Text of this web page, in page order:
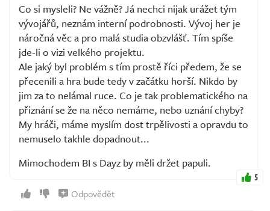
Co si mysleli? Ne vážně? Já nechci nijak urážet tým
vývojářů, neznám interní podrobnosti. Vývoj her je
náročná věc a pro malá studia obzvlášť. Tím spíše
jde-li o vizi velkého projektu.
Ale jaký byl problém s tím prostě říci předem, že se
přecenili a hra bude tedy v začátku horší. Nikdo by
jim za to nelámal ruce. Co je tak problematického na
přiznání se že na něco nemáme, nebo uznání chyby?
My hráči, máme myslím dost trpělivosti a opravdu to
nemuselo takhle dopadnout...
Mimochodem BI s Dayz by měli držet papuli.
5
Odpovědět